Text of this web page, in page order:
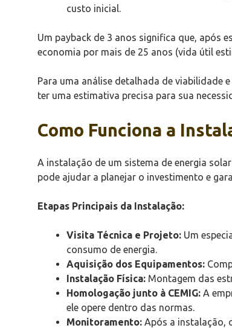
custo inicial.
Um payback de 3 anos significa que, após
economia por mais de 25 anos (vida útil
Para uma análise detalhada de viabilidade
ter uma estimativa precisa para sua
Como Funciona a
A instalação de um sistema de energia
pode ajudar a planejar o investimento e
Etapas Principais da Instalação:
Visita Técnica e Projeto: Um
consumo de energia.
Aquisição dos Equipamentos:
Instalação Física: Montagem das
Homologação junto à CEMIG: A
ele opere dentro das normas.
Monitoramento: Após a instalação,